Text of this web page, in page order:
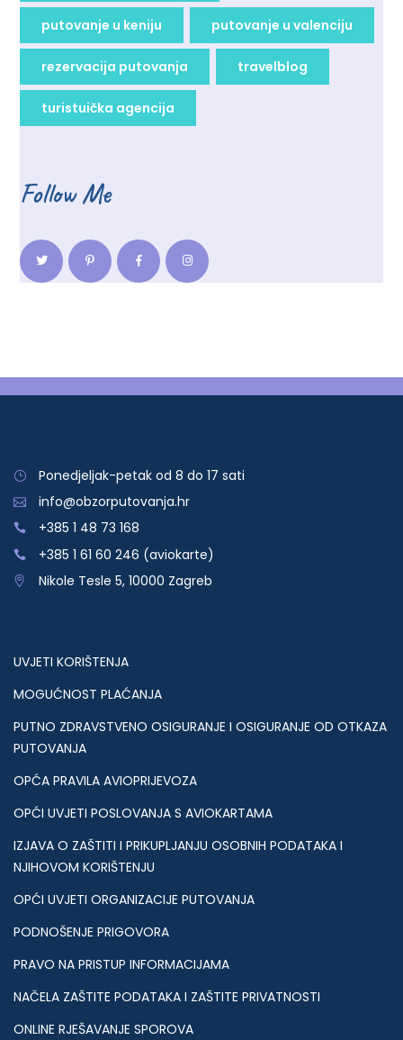
putovanje u keniju putovanje u valenciju
rezervacija putovanja travelblog
turistuička agencija
Follow Me
Ponedjeljak-petak od 8 do 17 sati
info@obzorputovanja.hr
+385 1 48 73 168
+385 1 61 60 246 (aviokarte)
Nikole Tesle 5, 10000 Zagreb
UVJETI KORIŠTENJA
MOGUĆNOST PLAĆANJA
PUTNO ZDRAVSTVENO OSIGURANJE I OSIGURANJE OD OTKAZA
PUTOVANJA
OPĆA PRAVILA AVIOPRIJEVOZA
OPĆI UVJETI POSLOVANJA S AVIOKARTAMA
IZJAVA O ZAŠTITI I PRIKUPLJANJU OSOBNIH PODATAKA I
NJIHOVOM KORIŠTENJU
OPĆI UVJETI ORGANIZACIJE PUTOVANJA
PODNOŠENJE PRIGOVORA
PRAVO NA PRISTUP INFORMACIJAMA
NAČELA ZAŠTITE PODATAKA I ZAŠTITE PRIVATNOSTI
ONLINE RJEŠAVANJE SPOROVA